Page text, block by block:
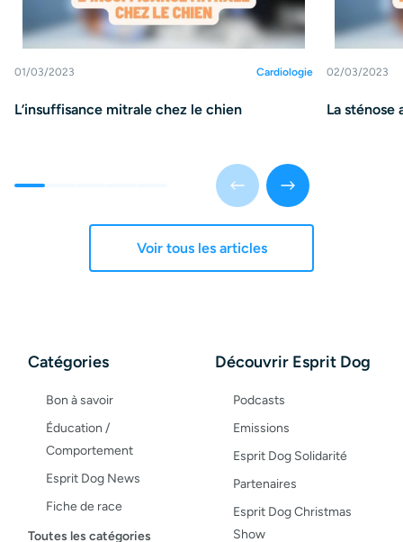
Catégories
Bon à savoir
Éducation /
Comportement
Esprit Dog News
Fiche de race
Maladies du chien
Toutes les catégories
Découvrir Esprit Dog
Podcasts
Emissions
Esprit Dog Solidarité
Partenaires
Esprit Dog Christmas
Show
01/03/2023 Cardiologie
L’insuffisance mitrale chez le chien
02/03/2023
La sténose
Voir tous les articles